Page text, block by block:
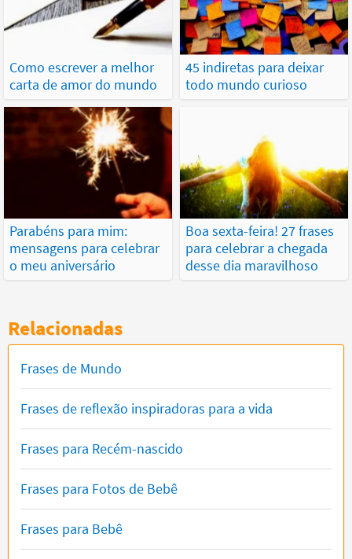
Como escrever a melhor
carta de amor do mundo
45 indiretas para deixar
todo mundo curioso
Parabéns para mim:
mensagens para celebrar
o meu aniversário
Boa sexta-feira! 27 frases
para celebrar a chegada
desse dia maravilhoso
Relacionadas
Frases de Mundo
Frases de reflexão inspiradoras para a vida
Frases para Recém-nascido
Frases para Fotos de Bebê
Frases para Bebê